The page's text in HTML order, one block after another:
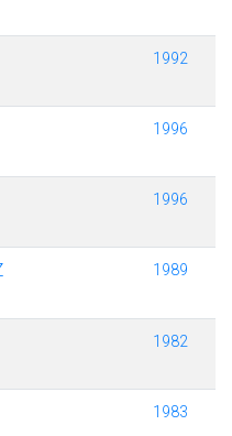
1992
1996
1996
1989
1982
1983